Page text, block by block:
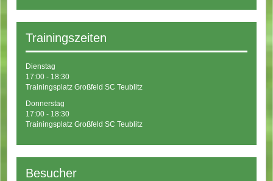
Trainingszeiten
Dienstag
17:00 - 18:30
Trainingsplatz Großfeld SC Teublitz
Donnerstag
17:00 - 18:30
Trainingsplatz Großfeld SC Teublitz
Besucher